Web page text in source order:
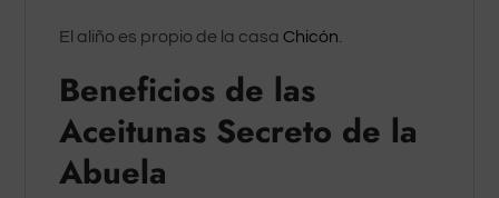
El aliño es propio de la casaChicón
Beneficios de las
Aceitunas Secreto de la
Abuela